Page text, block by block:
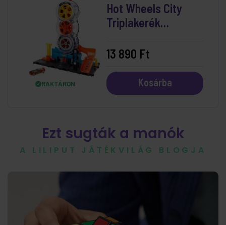
RAKTÁRON
Hot Wheels City
Triplakerék
13 890 Ft
Kosárba
Ezt sugták a manók
A LILIPUT JÁTÉKVILÁG BLOGJA